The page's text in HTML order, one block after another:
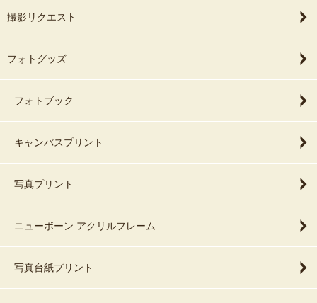
撮影リクエスト
フォトグッズ
フォトブック
キャンバスプリント
写真プリント
ニューボーン アクリルフレーム
写真台紙プリント